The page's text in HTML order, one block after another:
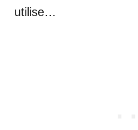
utilise…